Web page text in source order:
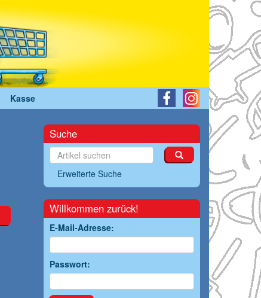
Kasse
Suche
Erweiterte Suche
Willkommen zurück!
E-Mail-Adresse:
Passwort: